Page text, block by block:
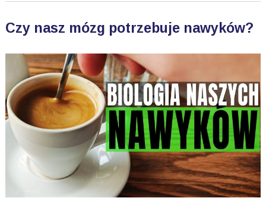
Czy nasz mózg potrzebuje nawyków?